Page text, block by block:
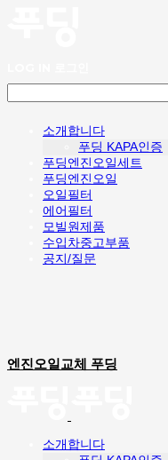
소개합니다
푸딩 KAPA인증
푸딩엔진오일세트
푸딩엔진오일
오일필터
에어필터
모빌원제품
수입차중고부품
공지/질문
엔진오일교체 푸딩
소개합니다